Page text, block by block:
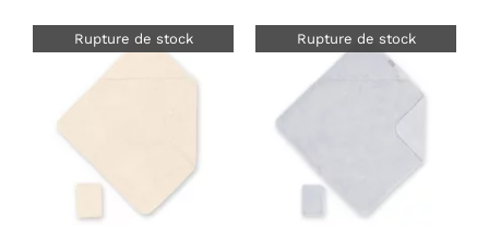
Rupture de stock Rupture de stock